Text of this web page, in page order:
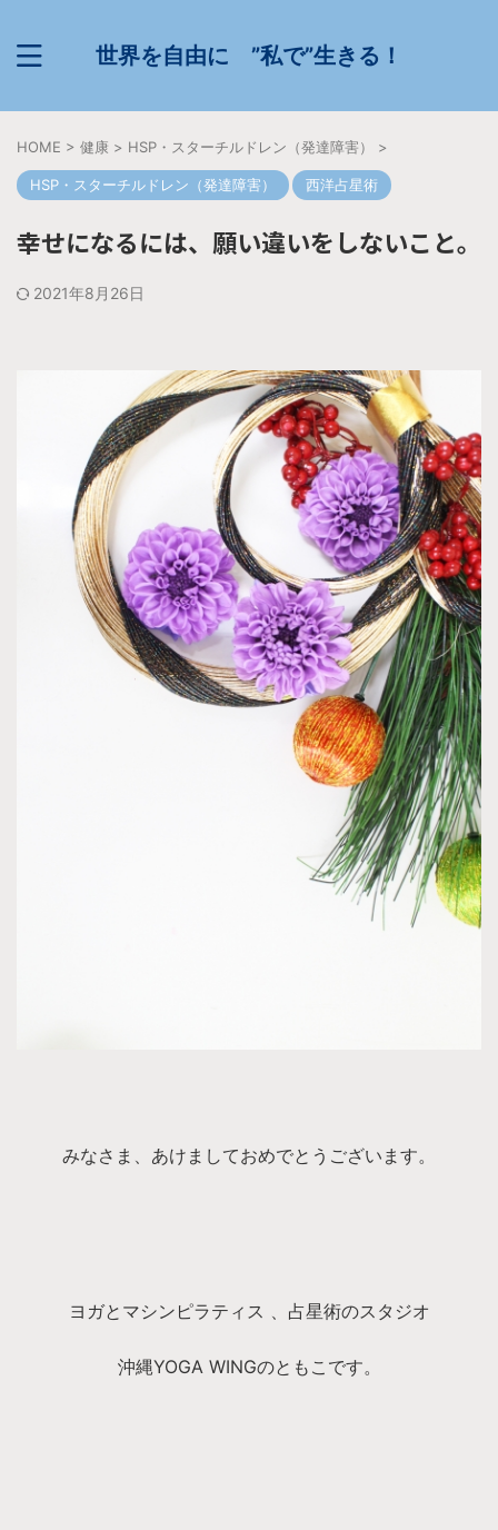
世界を自由に ”私で”生きる！
HOME > 健康 > HSP・スターチルドレン（発達障害） >
HSP・スターチルドレン（発達障害） 西洋占星術
幸せになるには、願い違いをしないこと。
2021年8月26日
みなさま、あけましておめでとうございます。
ヨガとマシンピラティス 、占星術のスタジオ
沖縄YOGA WINGのともこです。